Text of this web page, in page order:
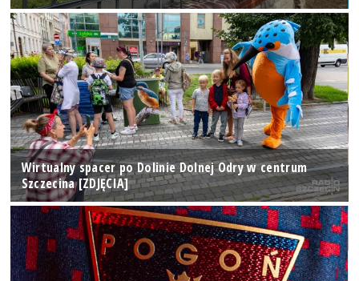
Wirtualny spacer po Dolinie Dolnej Odry w centrum
Szczecina [ZDJĘCIA]